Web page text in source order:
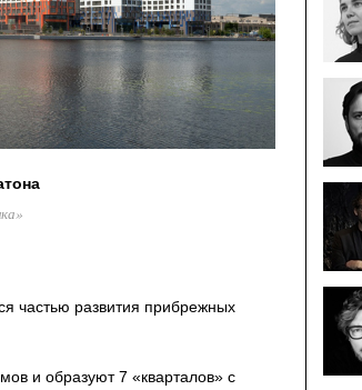
частью развития прибрежных
и образуют 7 «кварталов» с